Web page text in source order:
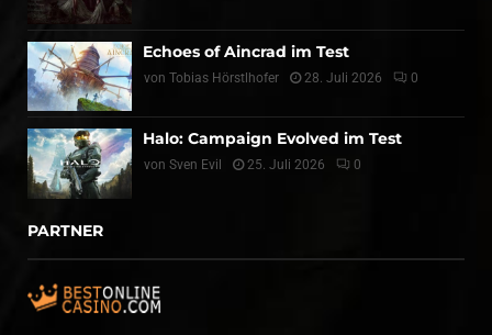
Echoes of Aincrad im Test
von Tobias Hörstlhofer 28. Juli 2026 0
Halo: Campaign Evolved im Test
von Sven Evil 25. Juli 2026 0
PARTNER